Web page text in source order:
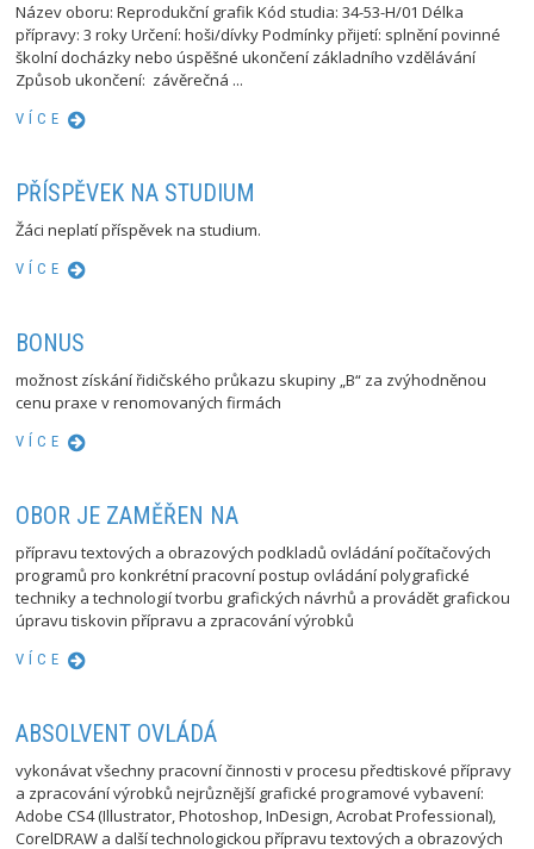
Název oboru: Reprodukční grafik Kód studia: 34-53-H/01 Délka
přípravy: 3 roky Určení: hoši/dívky Podmínky přijetí: splnění povinné
školní docházky nebo úspěšné ukončení základního vzdělávání
Způsob ukončení: závěrečná ...
VÍCE
PŘÍSPĚVEK NA STUDIUM
Žáci neplatí příspěvek na studium.
VÍCE
BONUS
možnost získání řidičského průkazu skupiny „B“ za zvýhodněnou
cenu praxe v renomovaných firmách
VÍCE
OBOR JE ZAMĚŘEN NA
přípravu textových a obrazových podkladů ovládání počítačových
programů pro konkrétní pracovní postup ovládání polygrafické
techniky a technologií tvorbu grafických návrhů a provádět grafickou
úpravu tiskovin přípravu a zpracování výrobků
VÍCE
ABSOLVENT OVLÁDÁ
vykonávat všechny pracovní činnosti v procesu předtiskové přípravy
a zpracování výrobků nejrůznější grafické programové vybavení:
Adobe CS4 (Illustrator, Photoshop, InDesign, Acrobat Professional),
CorelDRAW a další technologickou přípravu textových a obrazových